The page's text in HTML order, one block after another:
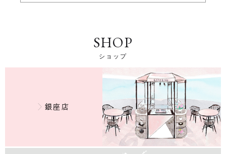
SHOP
ショップ
銀座店